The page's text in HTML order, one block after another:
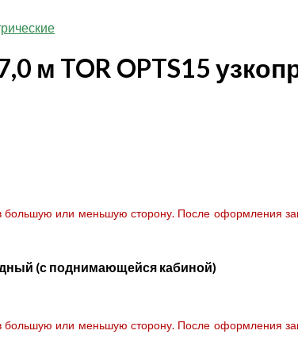
м TOR OPTS15
большую или меньшую сторону. После оформления
(с поднимающейся кабиной)
большую или меньшую сторону. После оформления